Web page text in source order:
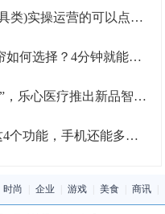
运营的可以点进来了解！
4分钟就能看明白，值得参考
医疗推出新品智能血压计
，手机还能多用3个小时
时尚 企业 游戏 美食 商讯